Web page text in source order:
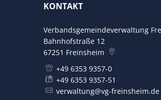
KONTAKT
Verbandsgemeindeverwaltung
Bahnhofstraße 12
67251 Freinsheim
+49 6353 9357-0
+49 6353 9357-51
verwaltung@vg-freinsheim.de